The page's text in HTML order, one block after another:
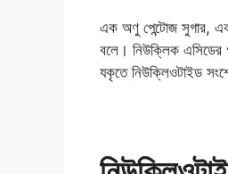
এক অণু পেন্টোজ সুগার,
বলে। নিউক্লিক এসিডের
যকৃতে নিউক্লিওটাইড